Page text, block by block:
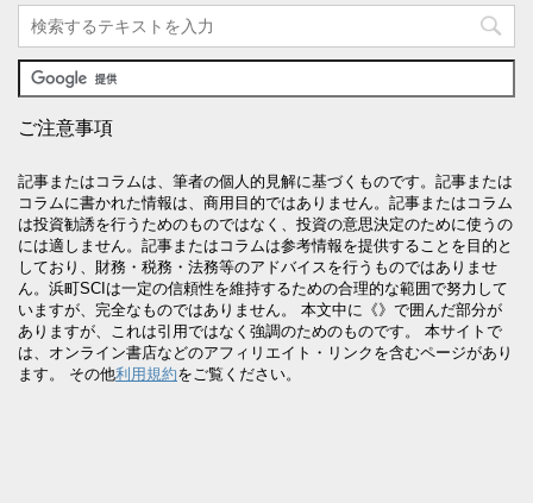
ご注意事項
記事またはコラムは、筆者の個人的見解に基づくものです。記事または
コラムに書かれた情報は、商用目的ではありません。記事またはコラム
は投資勧誘を行うためのものではなく、投資の意思決定のために使うの
には適しません。記事またはコラムは参考情報を提供することを目的と
しており、財務・税務・法務等のアドバイスを行うものではありませ
ん。浜町SCIは一定の信頼性を維持するための合理的な範囲で努力して
いますが、完全なものではありません。 本文中に《》で囲んだ部分が
ありますが、これは引用ではなく強調のためのものです。 本サイトで
は、オンライン書店などのアフィリエイト・リンクを含むページがあり
ます。 その他利用規約をご覧ください。